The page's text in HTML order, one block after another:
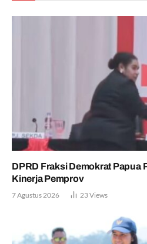
DPRD Fraksi Demokrat Papua
Kinerja Pemprov
7 Agustus 2026 23Views